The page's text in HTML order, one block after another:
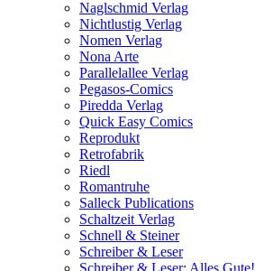
Naglschmid Verlag
Nichtlustig Verlag
Nomen Verlag
Nona Arte
Parallelallee Verlag
Pegasos-Comics
Piredda Verlag
Quick Easy Comics
Reprodukt
Retrofabrik
Riedl
Romantruhe
Salleck Publications
Schaltzeit Verlag
Schnell & Steiner
Schreiber & Leser
Schreiber & Leser: Alles Gute!